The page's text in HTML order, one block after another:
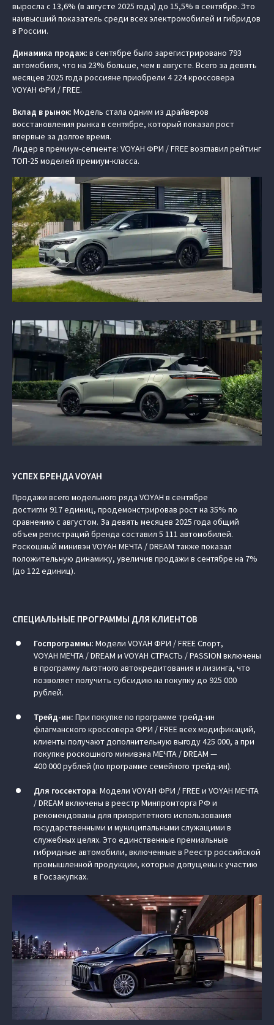
выросла с 13,6% (в августе 2025 года) до 15,5% в сентябре. Это
наивысший показатель среди всех электромобилей и гибридов
в России.
Динамика продаж: в сентябре было зарегистрировано 793
автомобиля, что на 23% больше, чем в августе. Всего за девять
месяцев 2025 года россияне приобрели 4 224 кроссовера
VOYAH ФРИ / FREE.
Вклад в рынок: Модель стала одним из драйверов
восстановления рынка в сентябре, который показал рост
впервые за долгое время.
Лидер в премиум-сегменте: VOYAH ФРИ / FREE возглавил рейтинг
ТОП-25 моделей премиум-класса.
УСПЕХ БРЕНДА VOYAH
Продажи всего модельного ряда VOYAH в сентябре
достигли 917 единиц, продемонстрировав рост на 35% по
сравнению с августом. За девять месяцев 2025 года общий
объем регистраций бренда составил 5 111 автомобилей.
Роскошный минивэн VOYAH МЕЧТА / DREAM также показал
положительную динамику, увеличив продажи в сентябре на 7%
(до 122 единиц).
СПЕЦИАЛЬНЫЕ ПРОГРАММЫ ДЛЯ КЛИЕНТОВ
Госпрограммы: Модели VOYAH ФРИ / FREE Спорт,
VOYAH МЕЧТА / DREAM и VOYAH СТРАСТЬ / PASSION включены
в программу льготного автокредитования и лизинга, что
позволяет получить субсидию на покупку до 925 000
рублей.
Трейд-ин: При покупке по программе трейд-ин
флагманского кроссовера ФРИ / FREE всех модификаций,
клиенты получают дополнительную выгоду 425 000, а при
покупке роскошного минивэна МЕЧТА / DREAM —
400 000 рублей (по программе семейного трейд-ин).
Для госсектора: Модели VOYAH ФРИ / FREE и VOYAH МЕЧТА
/ DREAM включены в реестр Минпромторга РФ и
рекомендованы для приоритетного использования
государственными и муниципальными служащими в
служебных целях. Это единственные премиальные
гибридные автомобили, включенные в Реестр российской
промышленной продукции, которые допущены к участию
в Госзакупках.